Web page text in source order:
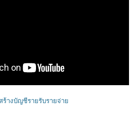
ร้างบัญชีรายรับรายจ่าย